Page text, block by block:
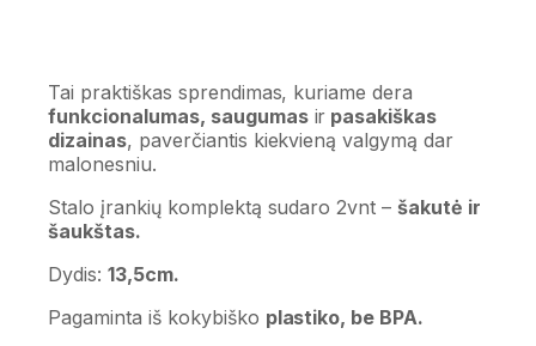
Tai praktiškas sprendimas, kuriame dera
funkcionalumas, saugumasir pasakiškas
dizainas, paverčiantis kiekvieną valgymą dar
malonesniu.
Stalo įrankių komplektą sudaro 2vnt – šakutė ir
šaukštas.
Dydis: 13,5cm.
Pagaminta iš kokybiško plastiko, be BPA.